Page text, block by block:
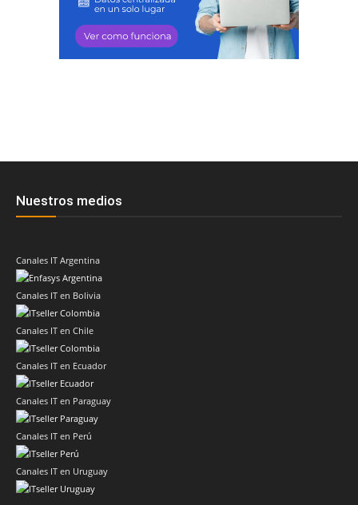
Nuestros medios
Canales IT Argentina
Canales IT en Bolivia
Canales IT en Chile
Canales IT en Ecuador
Canales IT en Paraguay
Canales IT en Perú
Canales IT en Uruguay